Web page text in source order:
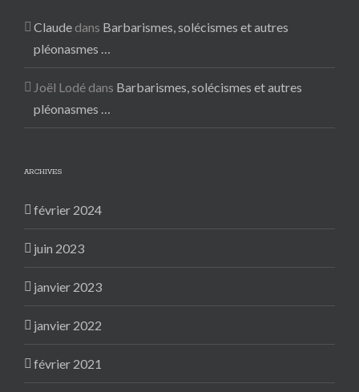
Claude dans Barbarismes, solécismes et autres
pléonasmes …
Joël Lodé dans Barbarismes, solécismes et autres
pléonasmes …
ARCHIVES
février 2024
juin 2023
janvier 2023
janvier 2022
février 2021